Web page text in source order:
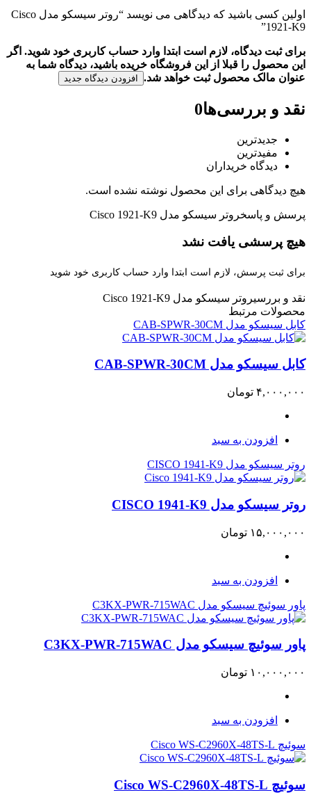
اولین کسی باشید که دیدگاهی می نویسد “روتر سیسکو مدل Cisco
1921-K9”
برای ثبت دیدگاه، لازم است ابتدا وارد حساب کاربری خود شوید. اگر
این محصول را قبلا از این فروشگاه خریده باشید، دیدگاه شما به
عنوان مالک محصول ثبت خواهد شد.
افزودن دیدگاه جدید
نقد و بررسی‌ها0
جدیدترین
مفیدترین
دیدگاه خریداران
هیچ دیدگاهی برای این محصول نوشته نشده است.
پرسش و پاسخروتر سیسکو مدل Cisco 1921-K9
هیچ پرسشی یافت نشد
برای ثبت پرسش، لازم است ابتدا وارد حساب کاربری خود شوید
نقد و بررسیروتر سیسکو مدل Cisco 1921-K9
محصولات مرتبط
کابل سیسکو مدل CAB-SPWR-30CM
کابل سیسکو مدل CAB-SPWR-30CM
۴,۰۰۰,۰۰۰ تومان
افزودن به سبد
روتر سیسکو مدل CISCO 1941-K9
روتر سیسکو مدل CISCO 1941-K9
۱۵,۰۰۰,۰۰۰ تومان
افزودن به سبد
پاور سوئیچ سیسکو مدل C3KX-PWR-715WAC
پاور سوئیچ سیسکو مدل C3KX-PWR-715WAC
۱۰,۰۰۰,۰۰۰ تومان
افزودن به سبد
سوئیچ Cisco WS-C2960X-48TS-L
سوئیچ Cisco WS-C2960X-48TS-L